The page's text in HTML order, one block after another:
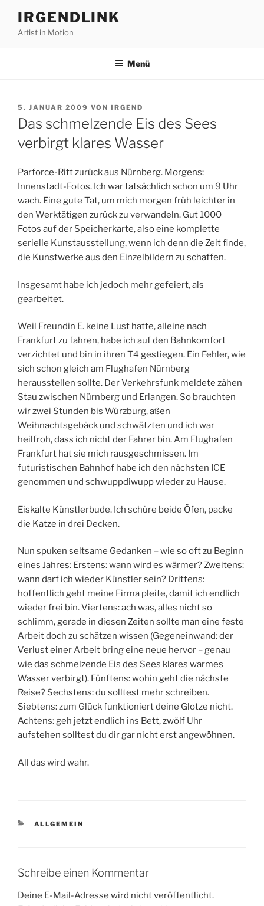
Inhalt
springen
IRGENDLINK
Artist in Motion
Menü
VERÖFFENTLICHT
AM
5. JANUAR 2009 VON IRGEND
Das schmelzende Eis des Sees
verbirgt klares Wasser
Parforce-Ritt zurück aus Nürnberg. Morgens:
Innenstadt-Fotos. Ich war tatsächlich schon um 9 Uhr
wach. Eine gute Tat, um mich morgen früh leichter in
den Werktätigen zurück zu verwandeln. Gut 1000
Fotos auf der Speicherkarte, also eine komplette
serielle Kunstausstellung, wenn ich denn die Zeit finde,
die Kunstwerke aus den Einzelbildern zu schaffen.
Insgesamt habe ich jedoch mehr gefeiert, als
gearbeitet.
Weil Freundin E. keine Lust hatte, alleine nach
Frankfurt zu fahren, habe ich auf den Bahnkomfort
verzichtet und bin in ihren T4 gestiegen. Ein Fehler, wie
sich schon gleich am Flughafen Nürnberg
herausstellen sollte. Der Verkehrsfunk meldete zähen
Stau zwischen Nürnberg und Erlangen. So brauchten
wir zwei Stunden bis Würzburg, aßen
Weihnachtsgebäck und schwätzten und ich war
heilfroh, dass ich nicht der Fahrer bin. Am Flughafen
Frankfurt hat sie mich rausgeschmissen. Im
futuristischen Bahnhof habe ich den nächsten ICE
genommen und schwuppdiwupp wieder zu Hause.
Eiskalte Künstlerbude. Ich schüre beide Öfen, packe
die Katze in drei Decken.
Nun spuken seltsame Gedanken – wie so oft zu Beginn
eines Jahres: Erstens: wann wird es wärmer? Zweitens:
wann darf ich wieder Künstler sein? Drittens:
hoffentlich geht meine Firma pleite, damit ich endlich
wieder frei bin. Viertens: ach was, alles nicht so
schlimm, gerade in diesen Zeiten sollte man eine feste
Arbeit doch zu schätzen wissen (Gegeneinwand: der
Verlust einer Arbeit bring eine neue hervor – genau
wie das schmelzende Eis des Sees klares warmes
Wasser verbirgt). Fünftens: wohin geht die nächste
Reise? Sechstens: du solltest mehr schreiben.
Siebtens: zum Glück funktioniert deine Glotze nicht.
Achtens: geh jetzt endlich ins Bett, zwölf Uhr
aufstehen solltest du dir gar nicht erst angewöhnen.
All das wird wahr.
KATEGORIEN
ALLGEMEIN
Schreibe einen Kommentar
Deine E-Mail-Adresse wird nicht veröffentlicht.